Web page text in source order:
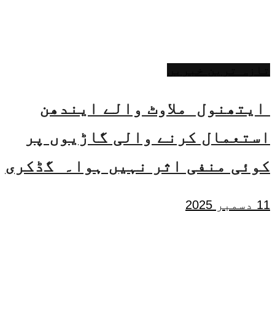
ایتھنول ملاوٹ والے ایندھن
استعمال کرنے والی گاڑیوں پر
کوئی منفی اثر نہیں ہوا۔ گڈکری
11 دسمبر 2025